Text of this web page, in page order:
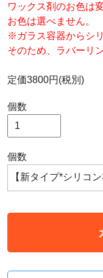
ワックス剤のお色は
お色は選べません。
※ガラス容器からシ
そのため、ラバーリ
定価3800円(税別)
個数
個数